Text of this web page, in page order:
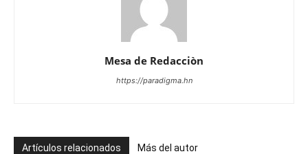
Mesa de Redacciòn
https://paradigma.hn
Artículos relacionados Más del autor